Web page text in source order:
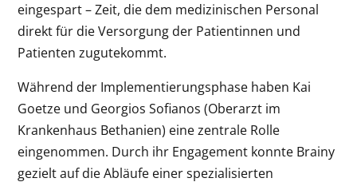
eingespart – Zeit, die dem medizinischen Personal
direkt für die Versorgung der Patientinnen und
Patienten zugutekommt.
Während der Implementierungsphase haben Kai
Goetze und Georgios Sofianos (Oberarzt im
Krankenhaus Bethanien) eine zentrale Rolle
eingenommen. Durch ihr Engagement konnte Brainy
gezielt auf die Abläufe einer spezialisierten